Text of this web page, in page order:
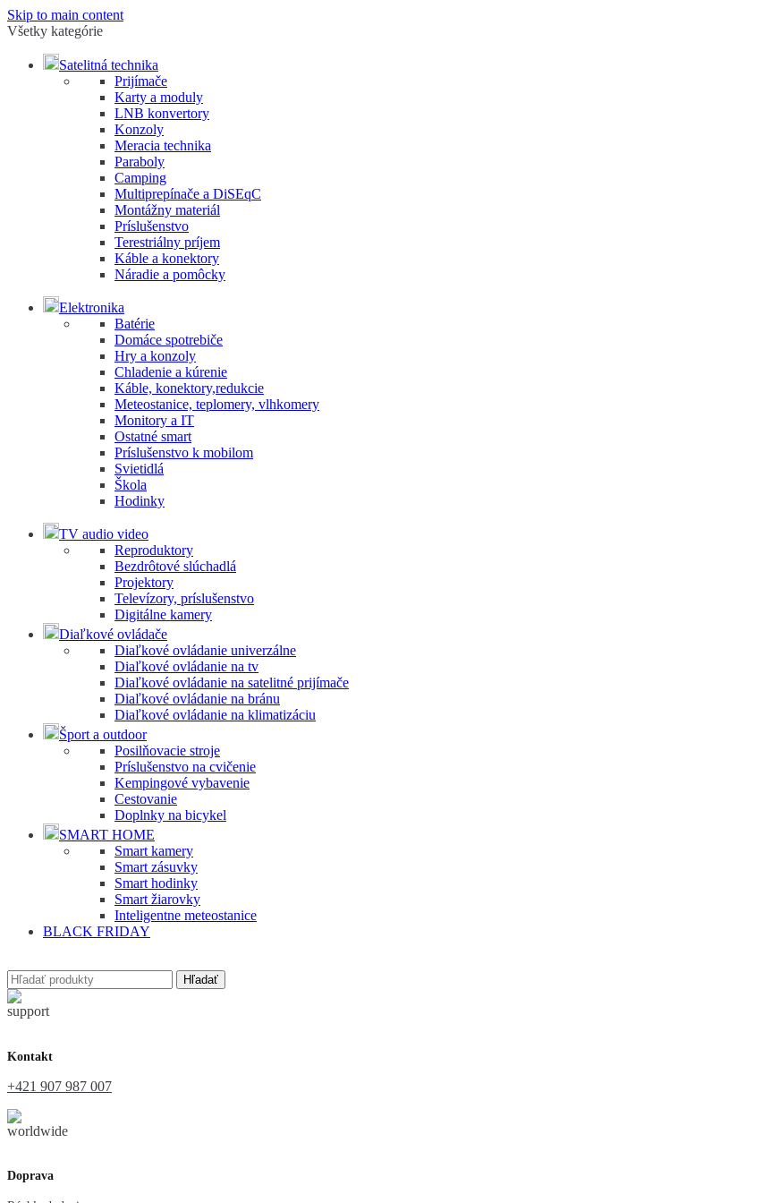
Skip to main content
Všetky kategórie
Satelitná technika
Prijímače
Karty a moduly
LNB konvertory
Konzoly
Meracia technika
Paraboly
Camping
Multiprepínače a DiSEqC
Montážny materiál
Príslušenstvo
Terestriálny príjem
Káble a konektory
Náradie a pomôcky
Elektronika
Batérie
Domáce spotrebiče
Hry a konzoly
Chladenie a kúrenie
Káble, konektory,redukcie
Meteostanice, teplomery, vlhkomery
Monitory a IT
Ostatné smart
Príslušenstvo k mobilom
Svietidlá
Škola
Hodinky
TV audio video
Reproduktory
Bezdrôtové slúchadlá
Projektory
Televízory, príslušenstvo
Digitálne kamery
Diaľkové ovládače
Diaľkové ovládanie univerzálne
Diaľkové ovládanie na tv
Diaľkové ovládanie na satelitné prijímače
Diaľkové ovládanie na bránu
Diaľkové ovládanie na klimatizáciu
Šport a outdoor
Posilňovacie stroje
Príslušenstvo na cvičenie
Kempingové vybavenie
Cestovanie
Doplnky na bicykel
SMART HOME
Smart kamery
Smart zásuvky
Smart hodinky
Smart žiarovky
Inteligentne meteostanice
BLACK FRIDAY
Hľadať
Kontakt
+421 907 987 007
Doprava